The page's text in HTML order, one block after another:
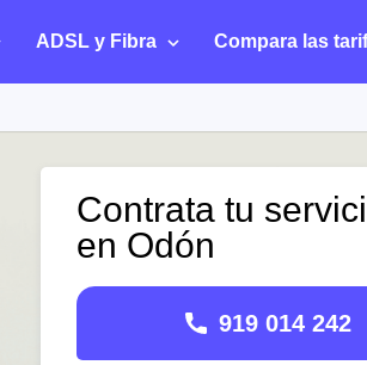
ADSL y Fibra Compara las
Contrata tu
en Odón
919 014 242